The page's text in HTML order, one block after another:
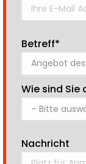
Betreff*
Wie sind
Nachricht